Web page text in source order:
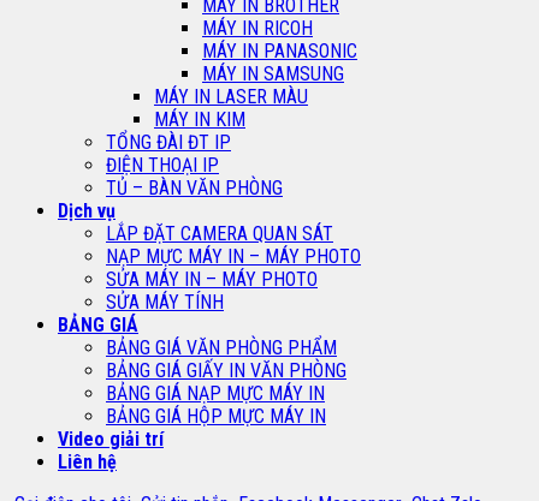
MÁY IN BROTHER
MÁY IN RICOH
MÁY IN PANASONIC
MÁY IN SAMSUNG
MÁY IN LASER MÀU
MÁY IN KIM
TỔNG ĐÀI ĐT IP
ĐIỆN THOẠI IP
TỦ – BÀN VĂN PHÒNG
Dịch vụ
LẮP ĐẶT CAMERA QUAN SÁT
NẠP MỰC MÁY IN – MÁY PHOTO
SỬA MÁY IN – MÁY PHOTO
SỬA MÁY TÍNH
BẢNG GIÁ
BẢNG GIÁ VĂN PHÒNG PHẨM
BẢNG GIÁ GIẤY IN VĂN PHÒNG
BẢNG GIÁ NẠP MỰC MÁY IN
BẢNG GIÁ HỘP MỰC MÁY IN
Video giải trí
Liên hệ